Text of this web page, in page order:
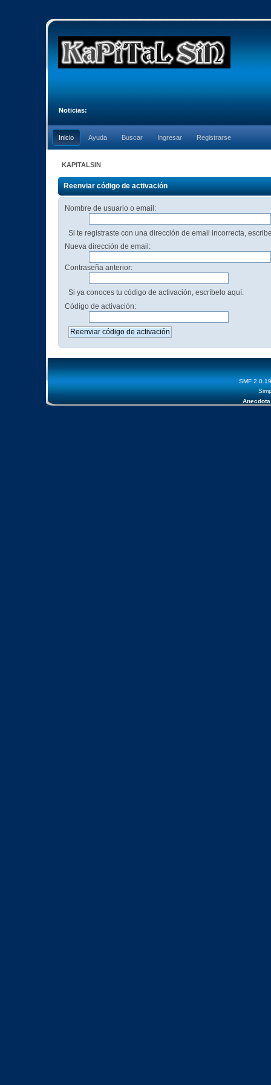
Noticias:
Inicio Ayuda Buscar Ingresar Registrarse
KAPITALSIN
Reenviar código de activación
Nombre de usuario o email:
Si te registraste con una dirección de email incorrecta,
Nueva dirección de email:
Contraseña anterior:
Si ya conoces tu código de activación, escríbelo aquí.
Código de activación:
SMF 2.0.19
Anecdota